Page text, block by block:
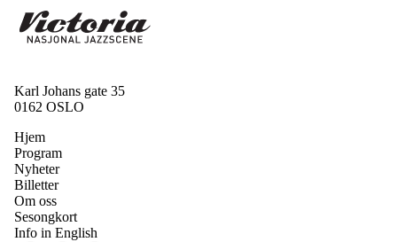
Karl Johans gate 35
0162 OSLO
Hjem
Program
Nyheter
Billetter
Om oss
Sesongkort
Info in English